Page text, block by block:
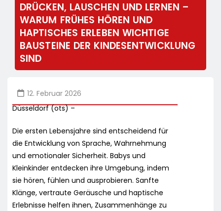
DRÜCKEN, LAUSCHEN UND LERNEN –
WARUM FRÜHES HÖREN UND
HAPTISCHES ERLEBEN WICHTIGE
BAUSTEINE DER KINDESENTWICKLUNG
SIND
12. Februar 2026
Düsseldorf (ots) –
Die ersten Lebensjahre sind entscheidend für
die Entwicklung von Sprache, Wahrnehmung
und emotionaler Sicherheit. Babys und
Kleinkinder entdecken ihre Umgebung, indem
sie hören, fühlen und ausprobieren. Sanfte
Klänge, vertraute Geräusche und haptische
Erlebnisse helfen ihnen, Zusammenhänge zu